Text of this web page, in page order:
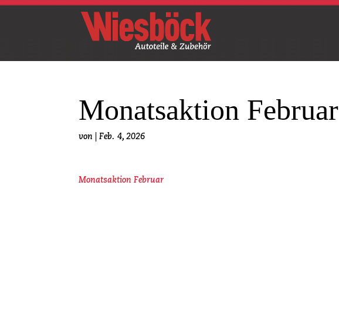
Monatsaktion Februar
von |Feb. 4, 2026
Monatsaktion Februar